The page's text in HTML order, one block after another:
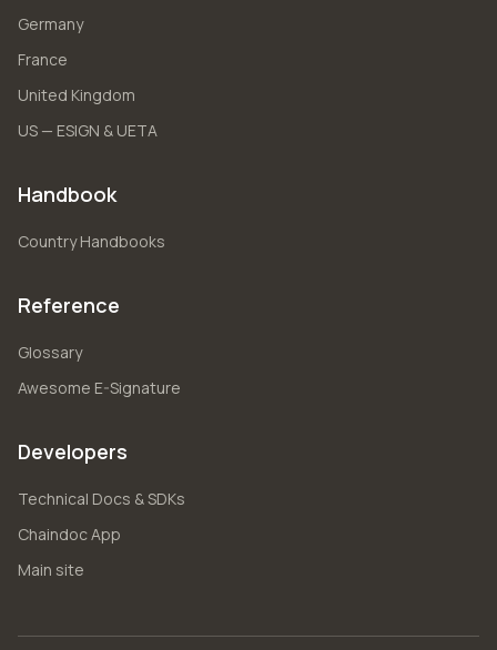
Germany
France
United Kingdom
US — ESIGN & UETA
Handbook
Country Handbooks
Reference
Glossary
Awesome E-Signature
Developers
Technical Docs & SDKs
Chaindoc App
Main site